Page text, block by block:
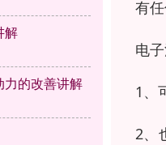
解
力的改善讲解
有
电
1、
2、